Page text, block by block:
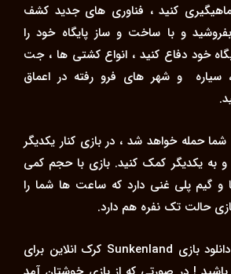
کنید ، فناوری های جدید کشف
و با ساخت و ساز پایگاه خود را
خود دفاع کنید ، انواع کشتی ها ، جت
سیاره و شهر های فرو رفته در اعماق
شما حمله خواهد شد ، در بازی کنار یکدیگر
و به یکدیگر کمک کنید. بازی با حجم کمی
و گیم پلی غنی دارد که ساعت ها شما را
حالت تک نفره هم دارد.
در ادامه میتوانید با دانلود بازی Sunkenland کرک انلاین برای